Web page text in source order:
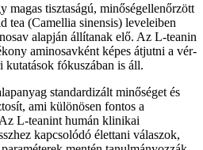
tisztaságú, minőségellenőrzött
tea (Camellia sinensis) leveleiben
alapján állítanak elő. Az L-teanin
aminosavként képes átjutni a vér-
kutatások fókuszában is áll.
standardizált minőséget és
ami különösen fontos a
L-teanint humán klinikai
kapcsolódó élettani válaszok,